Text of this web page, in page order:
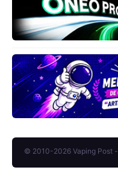
© 2010-2026 Vaping Post -